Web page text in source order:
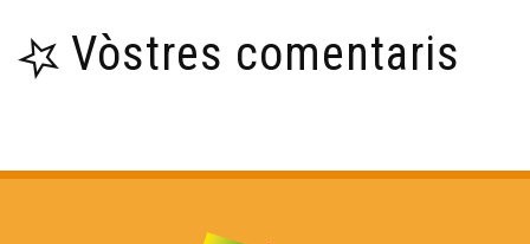
L'òc per jo - Lo primtemps de l'arribèra
Vòstres comentaris